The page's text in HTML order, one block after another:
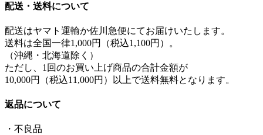
配送・送料について
配送はヤマト運輸か佐川急便にてお届けいたします。
送料は全国一律1,000円（税込1,100円）。
（沖縄・北海道除く）
ただし、1回のお買い上げ商品の合計金額が
10,000円（税込11,000円）以上で送料無料となります。
返品について
・不良品